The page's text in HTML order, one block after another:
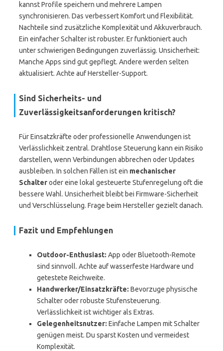
kannst Profile speichern und mehrere Lampen
synchronisieren. Das verbessert Komfort und Flexibilität.
Nachteile sind zusätzliche Komplexität und Akkuverbrauch.
Ein einfacher Schalter ist robuster. Er funktioniert auch
unter schwierigen Bedingungen zuverlässig. Unsicherheit:
Manche Apps sind gut gepflegt. Andere werden selten
aktualisiert. Achte auf Hersteller-Support.
Sind Sicherheits- und
Zuverlässigkeitsanforderungen kritisch?
Für Einsatzkräfte oder professionelle Anwendungen ist
Verlässlichkeit zentral. Drahtlose Steuerung kann ein Risiko
darstellen, wenn Verbindungen abbrechen oder Updates
ausbleiben. In solchen Fällen ist ein mechanischer
Schalteroder eine lokal gesteuerte Stufenregelung oft die
bessere Wahl. Unsicherheit bleibt bei Firmware-Sicherheit
und Verschlüsselung. Frage beim Hersteller gezielt danach.
Fazit und Empfehlungen
Outdoor-Enthusiast: App oder Bluetooth-Remote
sind sinnvoll. Achte auf wasserfeste Hardware und
getestete Reichweite.
Handwerker/Einsatzkräfte: Bevorzuge physische
Schalter oder robuste Stufensteuerung.
Verlässlichkeit ist wichtiger als Extras.
Gelegenheitsnutzer: Einfache Lampen mit Schalter
genügen meist. Du sparst Kosten und vermeidest
Komplexität.